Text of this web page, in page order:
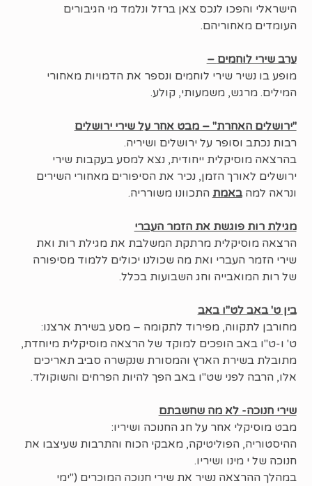
הישראלי והפכו לנכס צאן ברזל ונלמד מי הגיבורים
העומדים מאחוריהם.
ערב שירי לוחמים –
מופע בו נשיר שירי לוחמים ונספר את הדמויות מאחורי
המילים. מרגש, משמעותי, קולע.
"ירושלים האחרת" – מבט אחר על שירי ירושלים
רבות נכתב וסופר על ירושלים ושיריה.
בהרצאה מוסיקלית ייחודית, נצא למסע בעקבות שירי
ירושלים לאורך הזמן, נכיר את הסיפורים מאחורי השירים
ונראה למהבאמת התכוונו משורריה.
מגילת רות פוגשת את הזמר העברי
הרצאה מוסיקלית מרתקת המשלבת את מגילת רות ואת
שירי הזמר העברי ואת מה שכולנו יכולים ללמוד מסיפורה
של רות המואבייה וחג השבועות בכלל.
בין ט' באב לט"ו באב
מחורבן לתקווה, מפירוד לתקומה – מסע בשירת ארצנו:
ט' ו-ט"ו באב הופכים למוקד של הרצאה מוסיקלית מיוחדת,
מתובלת בשירת הארץ והמסורת שנקשרה סביב תאריכים
אלו, הרבה לפני שט"ו באב הפך להיות הפרחים והשוקולד.
שירי חנוכה- לא מה שחשבתם
מבט מוסיקלי אחר על חג החנוכה ושיריו:
ההיסטוריה, הפוליטיקה, מאבקי הכוח והתרבות שעיצבו את
חנוכה של י מינו ושיריו.
במהלך ההרצאה נשיר את שירי חנוכה המוכרים ("ימי